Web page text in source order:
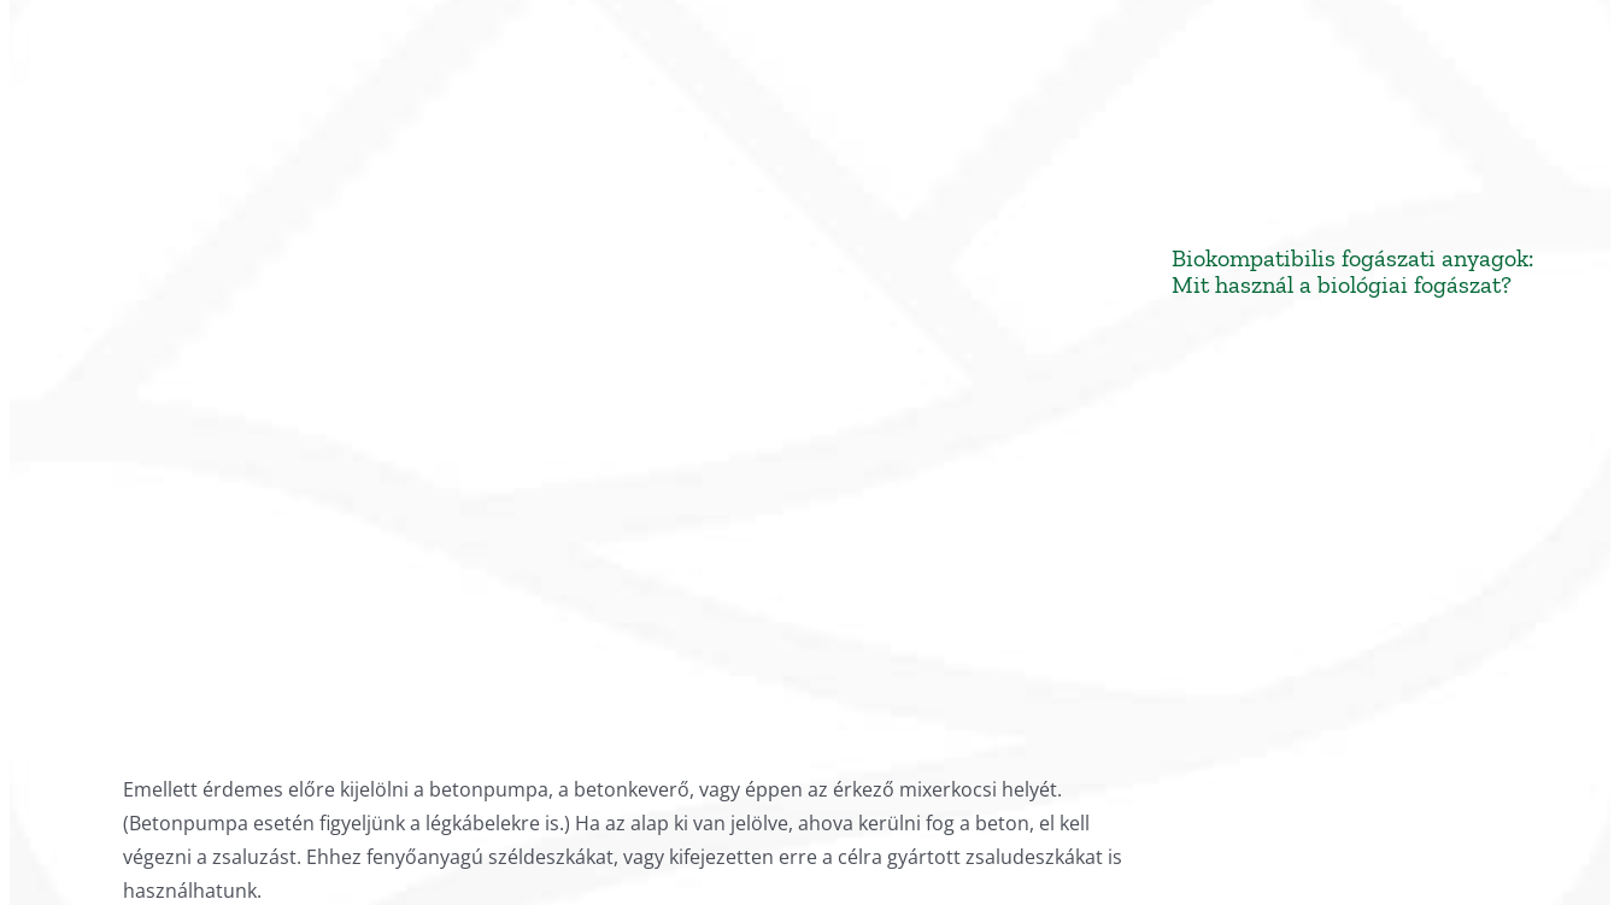
Emellett érdemes előre kijelölni a betonpumpa, a betonkeverő, vagy éppen az érkező mixerkocsi helyét.
(Betonpumpa esetén figyeljünk a légkábelekre is.) Ha az alap ki van jelölve, ahova kerülni fog a beton, el kell
végezni a zsaluzást. Ehhez fenyőanyagú széldeszkákat, vagy kifejezetten erre a célra gyártott zsaludeszkákat is
használhatunk.
Biokompatibilis fogászati anyagok:
Mit használ a biológiai fogászat?